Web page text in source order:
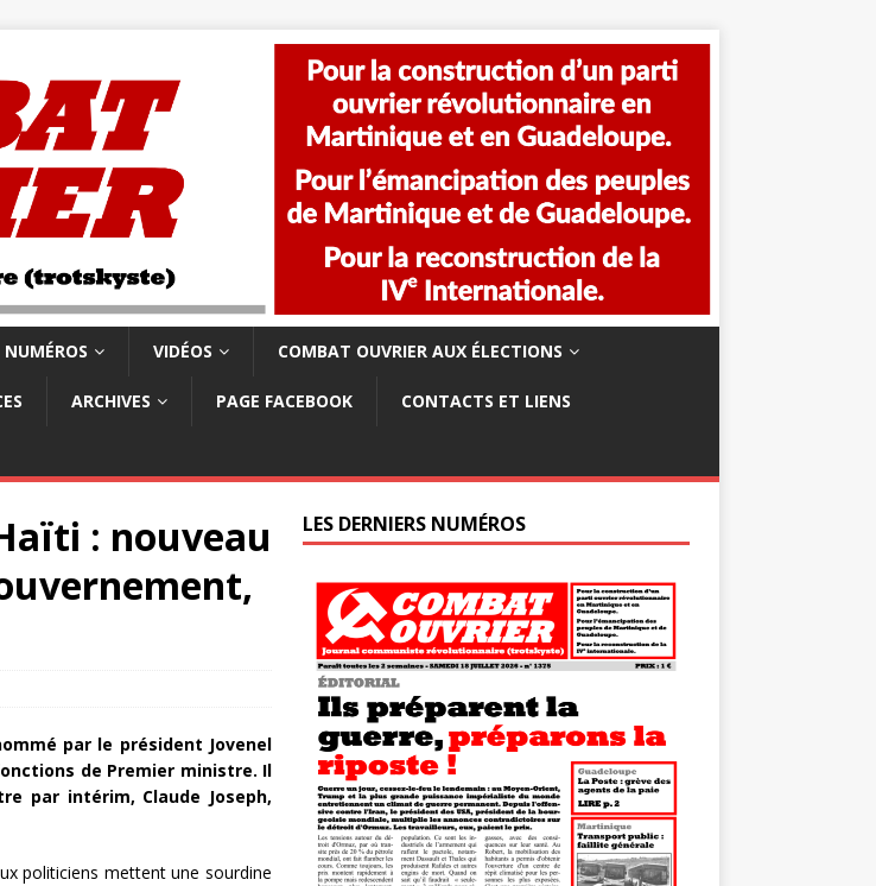
VIDÉOS COMBAT OUVRIER AUX ÉLECTIONS
ARCHIVES PAGE FACEBOOK CONTACTS ET LIENS
: nouveau
par le président Jovenel
de Premier ministre. Il
par intérim, Claude Joseph,
politiciens mettent une sourdine
LES DERNIERS NUMÉROS